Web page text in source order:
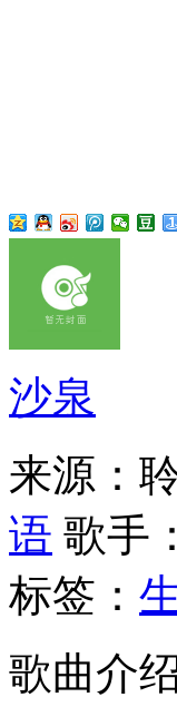
沙泉
来源：
语 歌手：
标签：
歌曲介